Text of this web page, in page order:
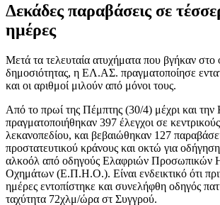
Δεκάδες παραβάσεις σε
ημέρες
Μετά τα τελευταία ατυχήματα που βγήκαν στο
δημοσιότητας, η ΕΛ.ΑΣ. πραγματοποίησε
και οι αριθμοί μιλούν από μόνοι τους.
Από το πρωί της Πέμπτης (30/4) μέχρι και
πραγματοποιήθηκαν 397 έλεγχοι σε
λεκανοπεδίου, και βεβαιώθηκαν 127
προστατευτικού κράνους και οκτώ για
αλκοόλ από οδηγούς Ελαφριών Προσωπικών
Οχημάτων (Ε.Π.Η.Ο.). Είναι ενδεικτικό ότι
ημέρες εντοπίστηκε και συνελήφθη οδηγός
ταχύτητα 72χλμ/ώρα στ Συγγρού.